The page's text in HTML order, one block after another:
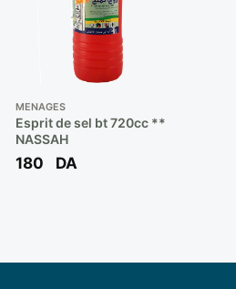
MENAGES
Esprit de sel bt 720cc **
NASSAH
180 DA